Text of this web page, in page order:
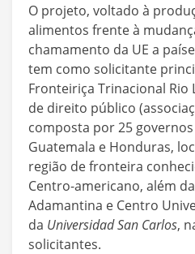
O projeto, voltado à
alimentos frente à
chamamento da UE a
tem como solicitante
Fronteiriça Trinacional Rio
de direito público
composta por 25
Guatemala e Honduras,
região de fronteira
Centro-americano, além
Adamantina e Centro
da Universidad San Carlos,
solicitantes.